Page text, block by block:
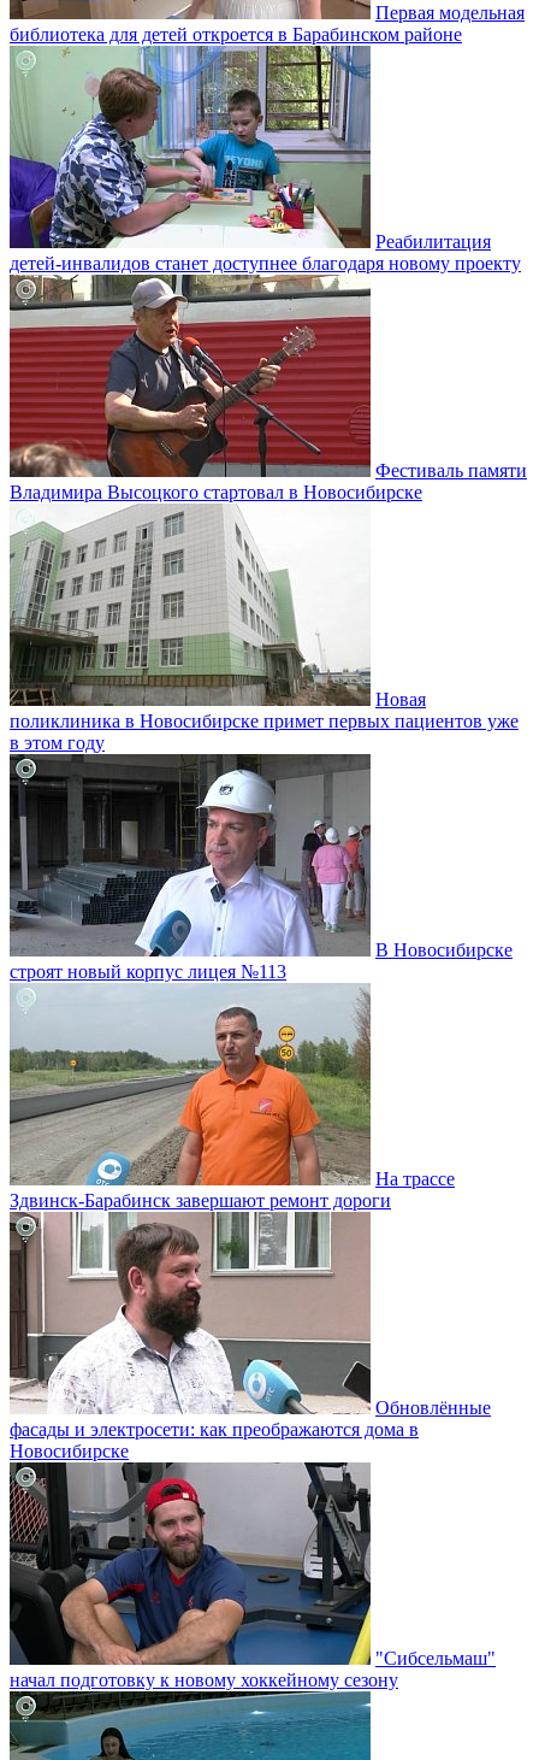
Первая модельная
библиотека для детей откроется в Барабинском районе
Реабилитация
детей-инвалидов станет доступнее благодаря новому проекту
Фестиваль памяти
Владимира Высоцкого стартовал в Новосибирске
Новая
поликлиника в Новосибирске примет первых пациентов уже
в этом году
В Новосибирске
строят новый корпус лицея №113
На трассе
Здвинск-Барабинск завершают ремонт дороги
Обновлённые
фасады и электросети: как преображаются дома в
Новосибирске
"Сибсельмаш"
начал подготовку к новому хоккейному сезону